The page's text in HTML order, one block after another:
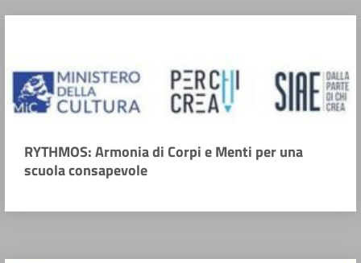
RYTHMOS: Armonia di Corpi e Menti per una
scuola consapevole